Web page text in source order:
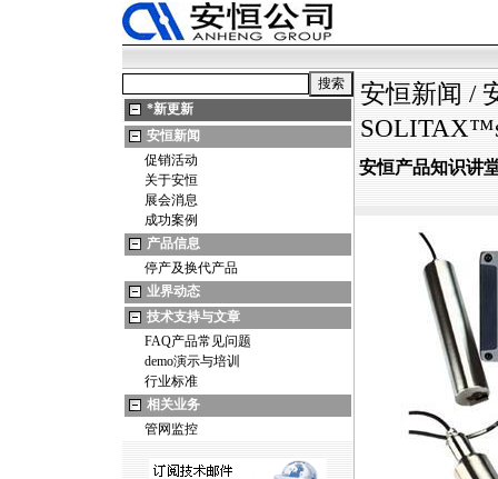
*新更新
安恒新闻
促销活动
关于安恒
展会消息
成功案例
产品信息
停产及换代产品
业界动态
技术支持与文章
FAQ产品常见问题
demo演示与培训
行业标准
相关业务
管网监控
安恒新闻 /
安恒产品知识讲